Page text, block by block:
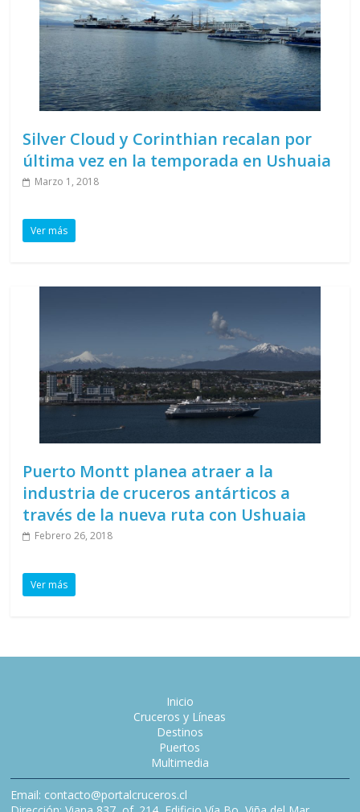
Silver Cloud y Corinthian recalan por
última vez en la temporada en Ushuaia
Marzo 1, 2018
Ver más
Puerto Montt planea atraer a la
industria de cruceros antárticos a
través de la nueva ruta con Ushuaia
Febrero 26, 2018
Ver más
Inicio
Cruceros y Líneas
Destinos
Puertos
Multimedia
Email: contacto@portalcruceros.cl